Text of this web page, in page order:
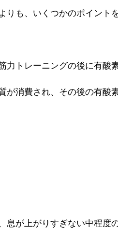
りも、いくつかのポイント
力トレーニングの後に有酸
が消費され、その後の有酸
息が上がりすぎない中程度